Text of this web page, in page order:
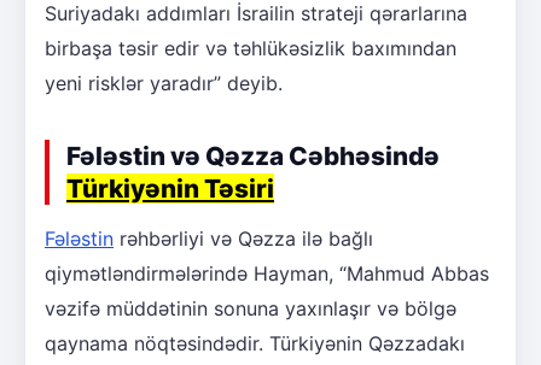
Suriyadakı addımları İsrailin strateji qərarlarına
birbaşa təsir edir və təhlükəsizlik baxımından
yeni risklər yaradır” deyib.
Fələstin və Qəzza Cəbhəsində
Türkiyənin Təsiri
Fələstin rəhbərliyi və Qəzza ilə bağlı
qiymətləndirmələrində Hayman, “Mahmud Abbas
vəzifə müddətinin sonuna yaxınlaşır və bölgə
qaynama nöqtəsindədir. Türkiyənin Qəzzadakı